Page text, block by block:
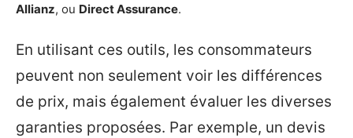
Allianz, ou Direct Assurance.
En utilisant ces outils, les consommateurs
peuvent non seulement voir les différences
de prix, mais également évaluer les diverses
garanties proposées. Par exemple, un devis